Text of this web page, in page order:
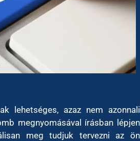
lehetséges, azaz nem azonnali
megnyomásával írásban lépjen
meg tudjuk tervezni az ön